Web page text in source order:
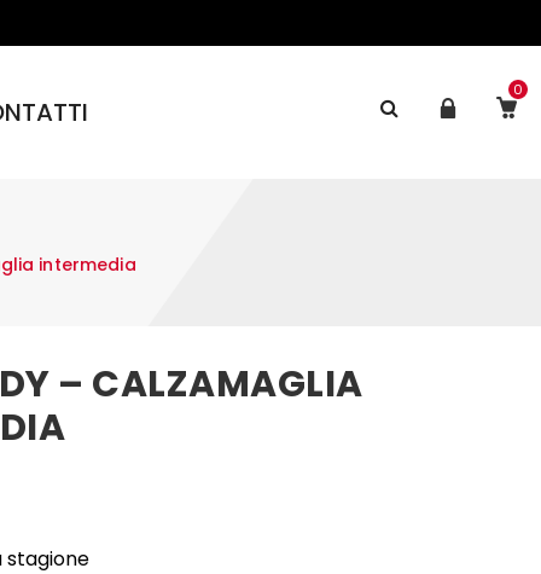
0
intermedia
– CALZAMAGLIA
stagione